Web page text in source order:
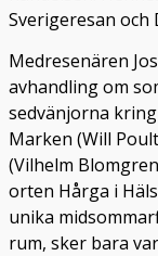
Sverigeresan och
Medresenären
avhandling om
sedvänjorna
Marken (Will
(Vilhelm
orten Hårga i
unika
rum, sker bara